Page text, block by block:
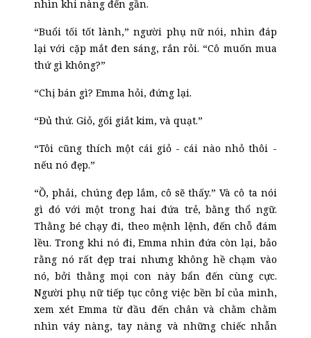
nhìn khi nàng đến gần.
“Buổi tối tốt lành,” người phụ nữ nói, nhìn đáp
lại với cặp mắt đen sáng, rắn rỏi. “Cô muốn mua
thứ gì không?”
“Chị bán gì? Emma hỏi, đứng lại.
“Đủ thứ. Giỏ, gối giắt kim, và quạt.”
“Tôi cũng thích một cái giỏ - cái nào nhỏ thôi -
nếu nó đẹp.”
“Ồ, phải, chúng đẹp lắm, cô sẽ thấy.” Và cô ta nói
gì đó với một trong hai đứa trẻ, bằng thổ ngữ.
Thằng bé chạy đi, theo mệnh lệnh, đến chỗ đám
lều. Trong khi nó đi, Emma nhìn đứa còn lại, bảo
rằng nó rất đẹp trai nhưng không hề chạm vào
nó, bởi thằng mọi con này bẩn đến cùng cực.
Người phụ nữ tiếp tục công việc bền bỉ của mình,
xem xét Emma từ đầu đến chân và chằm chằm
nhìn váy nàng, tay nàng và những chiếc nhẫn